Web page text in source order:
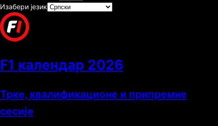
Изабери језик
F1 календар 2026
Трке, квалификационе и припремне
сесије